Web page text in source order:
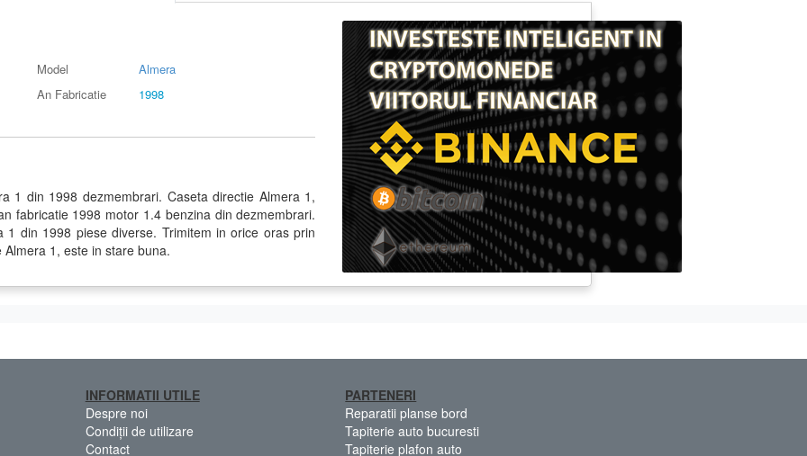
Model
Almera
An Fabricatie 1998
1 din 1998 dezmembrari. Caseta directie Almera 1,
fabricatie 1998 motor 1.4 benzina din dezmembrari.
1 din 1998 piese diverse. Trimitem in orice oras prin
1, este in stare buna.
INFORMATII UTILE
Despre noi
Condiții de utilizare
Contact
PARTENERI
Reparatii planse bord
Tapiterie auto bucuresti
Tapiterie plafon auto